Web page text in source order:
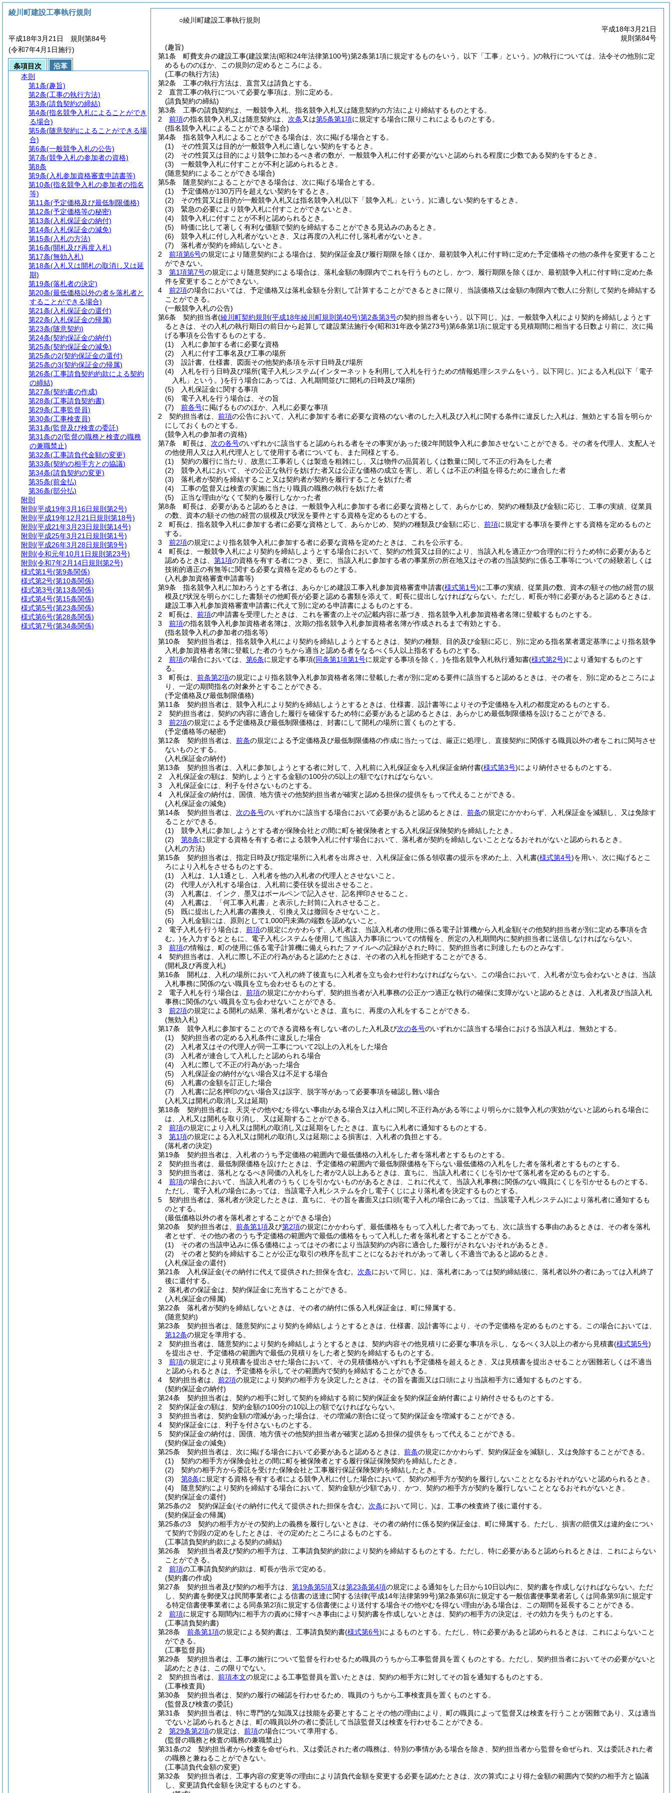
○綾川町建設工事執行規則
平成18年3月21日
規則第84号
(趣旨)
第1条
町費支弁の建設工事(建設業法(昭和24年法律第100号)第2条第1項に規定するものをいう。以下「工事」という。)の執行については、法令その他別に定
めるもののほか、この規則の定めるところによる。
(工事の執行方法)
第2条
工事の執行方法は、直営又は請負とする。
2
直営工事の執行について必要な事項は、別に定める。
(請負契約の締結)
第3条
工事の請負契約は、一般競争入札、指名競争入札又は随意契約の方法により締結するものとする。
2
前項の指名競争入札又は随意契約は、 次条又は第5条第1項に規定する場合に限りこれによるものとする。
(指名競争入札によることができる場合)
第4条
指名競争入札によることができる場合は、次に掲げる場合とする。
(1)
その性質又は目的が一般競争入札に適しない契約をするとき。
(2)
その性質又は目的により競争に加わるべき者の数が、一般競争入札に付す必要がないと認められる程度に少数である契約をするとき。
(3)
一般競争入札に付すことが不利と認められるとき。
(随意契約によることができる場合)
第5条
随意契約によることができる場合は、次に掲げる場合とする。
(1)
予定価格が130万円を超えない契約をするとき。
(2)
その性質又は目的が一般競争入札又は指名競争入札(以下「競争入札」という。)に適しない契約をするとき。
(3)
緊急の必要により競争入札に付すことができないとき。
(4)
競争入札に付すことが不利と認められるとき。
(5)
時価に比して著しく有利な価額で契約を締結することができる見込みのあるとき。
(6)
競争入札に付し入札者がないとき、又は再度の入札に付し落札者がないとき。
(7)
落札者が契約を締結しないとき。
2
前項第6号の規定により随意契約による場合は、契約保証金及び履行期限を除くほか、最初競争入札に付す時に定めた予定価格その他の条件を変更すること
ができない。
3
第1項第7号の規定により随意契約による場合は、落札金額の制限内でこれを行うものとし、かつ、履行期限を除くほか、最初競争入札に付す時に定めた条
件を変更することができない。
4
前2項の場合においては、予定価格又は落札金額を分割して計算することができるときに限り、当該価格又は金額の制限内で数人に分割して契約を締結する
ことができる。
(一般競争入札の公告)
第6条
契約担当者(綾川町契約規則 (平成18年綾川町規則第40号)第2条第3号の契約担当者をいう。以下同じ。)は、一般競争入札により契約を締結しようとす
るときは、その入札の執行期日の前日から起算して建設業法施行令(昭和31年政令第273号)第6条第1項に規定する見積期間に相当する日数より前に、次に掲
げる事項を公告するものとする。
(1)
入札に参加する者に必要な資格
(2)
入札に付す工事名及び工事の場所
(3)
設計書、仕様書、図面その他契約条項を示す日時及び場所
(4)
入札を行う日時及び場所(電子入札システム(インターネットを利用して入札を行うための情報処理システムをいう。以下同じ。)による入札(以下「電子
入札」という。)を行う場合にあっては、入札期間並びに開札の日時及び場所)
(5)
入札保証金に関する事項
(6)
電子入札を行う場合は、その旨
(7)
前各号に掲げるもののほか、入札に必要な事項
2
契約担当者は、 前項の公告において、入札に参加する者に必要な資格のない者のした入札及び入札に関する条件に違反した入札は、無効とする旨を明らか
にしておくものとする。
(競争入札の参加者の資格)
第7条
町長は、 次の各号のいずれかに該当すると認められる者をその事実があった後2年間競争入札に参加させないことができる。 その者を代理人、支配人そ
の他使用人又は入札代理人として使用する者についても、また同様とする。
(1)
契約の履行に当たり、故意に工事若しくは製造を粗雑にし、又は物件の品質若しくは数量に関して不正の行為をした者
(2)
競争入札において、その公正な執行を妨げた者又は公正な価格の成立を害し、若しくは不正の利益を得るために連合した者
(3)
落札者が契約を締結すること又は契約者が契約を履行することを妨げた者
(4)
工事の監督又は検査の実施に当たり職員の職務の執行を妨げた者
(5)
正当な理由がなくて契約を履行しなかった者
第8条
町長は、必要があると認めるときは、一般競争入札に参加する者に必要な資格として、あらかじめ、契約の種類及び金額に応じ、工事の実績、従業員
の数、資本の額その他の経営の規模及び状況を要件とする資格を定めるものとする。
2
町長は、指名競争入札に参加する者に必要な資格として、あらかじめ、契約の種類及び金額に応じ、 前項に規定する事項を要件とする資格を定めるものと
する。
3
前2項の規定により指名競争入札に参加する者に必要な資格を定めたときは、これを公示する。
4
町長は、一般競争入札により契約を締結しようとする場合において、契約の性質又は目的により、当該入札を適正かつ合理的に行うため特に必要があると
認めるときは、 第1項の資格を有する者につき、更に、当該入札に参加する者の事業所の所在地又はその者の当該契約に係る工事等についての経験若しくは
技術的適正の有無等に関する必要な資格を定めるものとする。
(入札参加資格審査申請書等)
第9条
指名競争入札に加わろうとする者は、あらかじめ建設工事入札参加資格審査申請書(様式第1号)に工事の実績、従業員の数、資本の額その他の経営の規
模及び状況を明らかにした書類その他町長が必要と認める書類を添えて、町長に提出しなければならない。 ただし、町長が特に必要があると認めるときは、
建設工事入札参加資格審査申請書に代えて別に定める申請書によるものとする。
2
町長は、 前項の申請書を受理したときは、これを審査の上その記載内容に基づき、指名競争入札参加資格者名簿に登載するものとする。
3
前項の指名競争入札参加資格者名簿は、次期の指名競争入札参加資格者名簿が作成されるまで有効とする。
(指名競争入札の参加者の指名等)
第10条
契約担当者は、指名競争入札により契約を締結しようとするときは、契約の種類、目的及び金額に応じ、別に定める指名業者選定基準により指名競争
入札参加資格者名簿に登載した者のうちから適当と認める者をなるべく5人以上指名するものとする。
2
前項の場合においては、 第6条に規定する事項(同条第1項第1号に規定する事項を除く。)を指名競争入札執行通知書(様式第2号)により通知するものとす
る。
3
町長は、 前条第2項の規定により指名競争入札参加資格者名簿に登載した者が別に定める要件に該当すると認めるときは、その者を、別に定めるところによ
り、一定の期間指名の対象外とすることができる。
(予定価格及び最低制限価格)
第11条
契約担当者は、競争入札により契約を締結しようとするときは、仕様書、設計書等によりその予定価格を入札の都度定めるものとする。
2
契約担当者は、契約の内容に適合した履行を確保するため特に必要があると認めるときは、あらかじめ最低制限価格を設けることができる。
3
前2項の規定による予定価格及び最低制限価格は、封書にして開札の場所に置くものとする。
(予定価格等の秘密)
第12条
契約担当者は、 前条の規定による予定価格及び最低制限価格の作成に当たっては、厳正に処理し、直接契約に関係する職員以外の者をこれに関与させ
ないものとする。
(入札保証金の納付)
第13条
契約担当者は、入札に参加しようとする者に対して、入札前に入札保証金を入札保証金納付書(様式第3号)により納付させるものとする。
2
入札保証金の額は、契約しようとする金額の100分の5以上の額でなければならない。
3
入札保証金には、利子を付さないものとする。
4
入札保証金の納付は、国債、地方債その他契約担当者が確実と認める担保の提供をもって代えることができる。
(入札保証金の減免)
第14条
契約担当者は、 次の各号のいずれかに該当する場合において必要があると認めるときは、 前条の規定にかかわらず、入札保証金を減額し、又は免除す
ることができる。
(1)
競争入札に参加しようとする者が保険会社との間に町を被保険者とする入札保証保険契約を締結したとき。
(2)
第8条に規定する資格を有する者による競争入札に付す場合において、落札者が契約を締結しないこととなるおそれがないと認められるとき。
(入札の方法)
第15条
契約担当者は、指定日時及び指定場所に入札者を出席させ、入札保証金に係る領収書の提示を求めた上、入札書(様式第4号)を用い、次に掲げるとこ
ろにより入札をさせるものとする。
(1)
入札は、1人1通とし、入札者を他の入札者の代理人とさせないこと。
(2)
代理人が入札する場合は、入札前に委任状を提出させること。
(3)
入札書は、インク、墨又はボールペンで記入させ、記名押印させること。
(4)
入札書は、「何工事入札書」と表示した封筒に入れさせること。
(5)
既に提出した入札書の書換え、引換え又は撤回をさせないこと。
(6)
入札金額には、原則として1,000円未満の端数を認めないこと。
2
電子入札を行う場合は、 前項の規定にかかわらず、入札者は、当該入札者の使用に係る電子計算機から入札金額(その他契約担当者が別に定める事項を含
む。)を入力するとともに、電子入札システムを使用して当該入力事項についての情報を、所定の入札期間内に契約担当者に送信しなければならない。
3
前項の情報は、町の使用に係る電子計算機に備えられたファイルへの記録がされた時に、契約担当者に到達したものとみなす。
4
契約担当者は、入札に際し不正の行為があると認めたときは、その者の入札を拒絶することができる。
(開札及び再度入札)
第16条
開札は、入札の場所において入札の終了後直ちに入札者を立ち会わせ行わなければならない。
この場合において、入札者が立ち会わないときは、当該
入札事務に関係のない職員を立ち会わせるものとする。
2
電子入札を行う場合は、 前項の規定にかかわらず、契約担当者が入札事務の公正かつ適正な執行の確保に支障がないと認めるときは、入札者及び当該入札
事務に関係のない職員を立ち会わせないことができる。
3
前2項の規定による開札の結果、落札者がないときは、直ちに、再度の入札をすることができる。
(無効入札)
第17条
競争入札に参加することのできる資格を有しない者のした入札及び次の各号のいずれかに該当する場合における当該入札は、無効とする。
(1)
契約担当者の定める入札条件に違反した場合
(2)
入札者又はその代理人が同一工事について2以上の入札をした場合
(3)
入札者が連合して入札したと認められる場合
(4)
入札に際して不正の行為があった場合
(5)
入札保証金の納付がない場合又は不足する場合
(6)
入札書の金額を訂正した場合
(7)
入札書に記名押印のない場合又は誤字、脱字等があって必要事項を確認し難い場合
(入札又は開札の取消し又は延期)
第18条
契約担当者は、天災その他やむを得ない事由がある場合又は入札に関し不正行為がある等により明らかに競争入札の実効がないと認められる場合に
は、入札又は開札を取り消し、又は延期することができる。
2
前項の規定により入札又は開札の取消し又は延期をしたときは、直ちに入札者に通知するものとする。
3
第1項の規定による入札又は開札の取消し又は延期による損害は、入札者の負担とする。
(落札者の決定)
第19条
契約担当者は、入札者のうち予定価格の範囲内で最低価格の入札をした者を落札者とするものとする。
2
契約担当者は、最低制限価格を設けたときは、予定価格の範囲内で最低制限価格を下らない最低価格の入札をした者を落札者とするものとする。
3
契約担当者は、落札となるべき同価の入札をした者が2人以上あるときは、直ちに、当該入札者にくじを引かせて落札者を定めるものとする。
4
前項の場合において、当該入札者のうちくじを引かないものがあるときは、これに代えて、当該入札事務に関係のない職員にくじを引かせるものとする。
ただし、電子入札の場合にあっては、当該電子入札システムを介し電子くじにより落札者を決定するものとする。
5
契約担当者は、落札者が決定したときは、直ちに、その旨を書面又は口頭(電子入札の場合にあっては、当該電子入札システム)により落札者に通知するも
のとする。
(最低価格以外の者を落札者とすることができる場合)
第20条
契約担当者は、 前条第1項及び第2項の規定にかかわらず、最低価格をもって入札した者であっても、次に該当する事由のあるときは、その者を落札
者とせず、その他の者のうち予定価格の範囲内で最低の価格をもって入札した者を落札者とすることができる。
(1)
その者の当該申込みに係る価格によってはその者により当該契約の内容に適合した履行がされないおそれがあるとき。
(2)
その者と契約を締結することが公正な取引の秩序を乱すことになるおそれがあって著しく不適当であると認めるとき。
(入札保証金の還付)
第21条
入札保証金(その納付に代えて提供された担保を含む。 次条において同じ。)は、落札者にあっては契約締結後に、落札者以外の者にあっては入札終了
後に還付する。
2
落札者の保証金は、契約保証金に充当することができる。
(入札保証金の帰属)
第22条
落札者が契約を締結しないときは、その者の納付に係る入札保証金は、町に帰属する。
(随意契約)
第23条
契約担当者は、随意契約により契約を締結しようとするときは、仕様書、設計書等により、その予定価格を定めるものとする。
この場合においては、
第12条の規定を準用する。
2
契約担当者は、随意契約により契約を締結しようとするときは、契約内容その他見積りに必要な事項を示し、なるべく3人以上の者から見積書(様式第5号)
を提出させ、予定価格の範囲内で最低の見積りをした者と契約を締結するものとする。
3
前項の規定により見積書を提出させた場合において、その見積価格がいずれも予定価格を超えるとき、又は見積書を提出させることが困難若しくは不適当
と認められるときは、予定価格を示してその範囲内で契約を締結することができる。
4
契約担当者は、 前2項の規定により契約の相手方を決定したときは、その旨を書面又は口頭により当該相手方に通知するものとする。
(契約保証金の納付)
第24条
契約担当者は、契約の相手に対して契約を締結する前に契約保証金を契約保証金納付書により納付させるものとする。
2
契約保証金の額は、契約金額の100分の10以上の額でなければならない。
3
契約担当者は、契約金額の増減があった場合は、その増減の割合に従って契約保証金を増減することができる。
4
契約保証金には、利子を付さないものとする。
5
契約保証金の納付は、国債、地方債その他契約担当者が確実と認める担保の提供をもって代えることができる。
(契約保証金の減免)
第25条
契約担当者は、次に掲げる場合において必要があると認めるときは、 前条の規定にかかわらず、契約保証金を減額し、又は免除することができる。
(1)
契約の相手方が保険会社との間に町を被保険者とする履行保証保険契約を締結したとき。
(2)
契約の相手方から委託を受けた保険会社と工事履行保証保険契約を締結したとき。
(3)
第8条に規定する資格を有する者による競争入札に付した場合において、契約の相手方が契約を履行しないこととなるおそれがないと認められるとき。
(4)
随意契約により契約を締結する場合において、契約金額が少額であり、かつ、契約の相手方が契約を履行しないこととなるおそれがないとき。
(契約保証金の還付)
第25条の2
契約保証金(その納付に代えて提供された担保を含む。 次条において同じ。)は、工事の検査終了後に還付する。
(契約保証金の帰属)
第25条の3
契約の相手方がその契約上の義務を履行しないときは、その者の納付に係る契約保証金は、町に帰属する。 ただし、損害の賠償又は違約金につい
て契約で別段の定めをしたときは、その定めたところによるものとする。
(工事請負契約約款による契約の締結)
第26条
契約担当者及び契約の相手方は、工事請負契約約款により契約を締結するものとする。 ただし、特に必要があると認められるときは、これによらない
ことができる。
2
前項の工事請負契約約款は、町長が告示で定める。
(契約書の作成)
第27条
契約担当者及び契約の相手方は、 第19条第5項又は第23条第4項の規定による通知をした日から10日以内に、契約書を作成しなければならない。 ただ
し、契約書を郵便又は民間事業者による信書の送達に関する法律(平成14年法律第99号)第2条第6項に規定する一般信書便事業者若しくは同条第9項に規定す
る特定信書便事業者による同条第2項に規定する信書便により送付する場合その他やむを得ない理由がある場合は、この期間を延長することができる。
2
前項に規定する期間内に相手方の責めに帰すべき事由により契約書を作成しないときは、契約の相手方の決定は、その効力を失うものとする。
(工事請負契約書)
第28条
前条第1項の規定による契約書は、工事請負契約書(様式第6号)によるものとする。 ただし、特に必要があると認められるときは、これによらないこと
ができる。
(工事監督員)
第29条
契約担当者は、工事の施行について監督を行わせるため職員のうちから工事監督員を置くものとする。 ただし、契約担当者においてその必要がないと
認めたときは、この限りでない。
2
契約担当者は、 前項本文の規定による工事監督員を置いたときは、契約の相手方に対してその旨を通知するものとする。
(工事検査員)
第30条
契約担当者は、契約の履行の確認を行わせるため、職員のうちから工事検査員を置くものとする。
(監督及び検査の委託)
第31条
契約担当者は、特に専門的な知識又は技能を必要とすることその他の理由により、町の職員によって監督又は検査を行うことが困難であり、又は適当
でないと認められるときは、町の職員以外の者に委託して当該監督又は検査を行わせることができる。
2
第29条第2項の規定は、 前項の場合について準用する。
(監督の職務と検査の職務の兼職禁止)
第31条の2
契約担当者から検査を命ぜられ、又は委託された者の職務は、特別の事情がある場合を除き、契約担当者から監督を命ぜられ、又は委託された者
の職務と兼ねることができない。
(工事請負代金額の変更)
第32条
契約担当者は、工事内容の変更等の理由により請負代金額を変更する必要を認めたときは、次の算式により得た金額の範囲内で契約の相手方と協議
し、変更請負代金額を決定するものとする。
綾川町建設工事執行規則
平成18年3月21日 規則第84号
(令和7年4月1日施行)
条項目次
沿革
本則
第1条(趣旨)
第2条(工事の執行方法)
第3条(請負契約の締結)
第4条(指名競争入札によることができ
る場合)
第5条(随意契約によることができる場
合)
第6条(一般競争入札の公告)
第7条(競争入札の参加者の資格)
第8条
第9条(入札参加資格審査申請書等)
第10条(指名競争入札の参加者の指名
等)
第11条(予定価格及び最低制限価格)
第12条(予定価格等の秘密)
第13条(入札保証金の納付)
第14条(入札保証金の減免)
第15条(入札の方法)
第16条(開札及び再度入札)
第17条(無効入札)
第18条(入札又は開札の取消し又は延
期)
第19条(落札者の決定)
第20条(最低価格以外の者を落札者と
することができる場合)
第21条(入札保証金の還付)
第22条(入札保証金の帰属)
第23条(随意契約)
第24条(契約保証金の納付)
第25条(契約保証金の減免)
第25条の2(契約保証金の還付)
第25条の3(契約保証金の帰属)
第26条(工事請負契約約款による契約
の締結)
第27条(契約書の作成)
第28条(工事請負契約書)
第29条(工事監督員)
第30条(工事検査員)
第31条(監督及び検査の委託)
第31条の2(監督の職務と検査の職務
の兼職禁止)
第32条(工事請負代金額の変更)
第33条(契約の相手方との協議)
第34条(請負契約の変更)
第35条(前金払)
第36条(部分払)
附則
附則 (平成19年3月16日規則第2号)
附則 (平成19年12月21日規則第18号)
附則 (平成21年3月23日規則第14号)
附則 (平成25年3月21日規則第1号)
附則 (平成26年3月28日規則第9号)
附則 (令和元年10月1日規則第23号)
附則 (令和7年2月14日規則第2号)
様式第1号(第9条関係)
様式第2号(第10条関係)
様式第3号(第13条関係)
様式第4号(第15条関係)
様式第5号(第23条関係)
様式第6号(第28条関係)
様式第7号(第34条関係)